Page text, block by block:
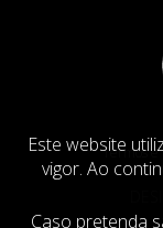
Este website
vigor. Ao
Caso pretenda
Termos e